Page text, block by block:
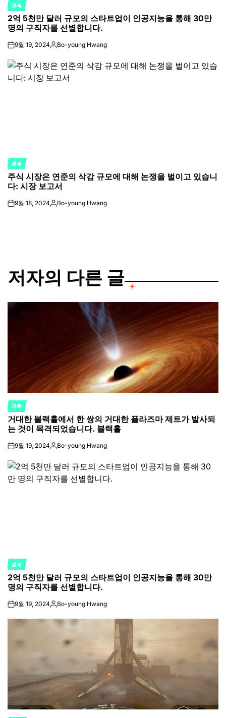
POSTED
IN
경제
2억 5천만 달러 규모의 스타트업이 인공지능을 통해 30만
명의 구직자를 선별합니다.
on9월 19, 2024Posted
Bo-young Hwang
POSTED
IN
경제
주식 시장은 연준의 삭감 규모에 대해 논쟁을 벌이고 있습니
다: 시장 보고서
on9월 18, 2024Posted
Bo-young Hwang
저자의 다른 글
POSTED
IN
과학
거대한 블랙홀에서 한 쌍의 거대한 플라즈마 제트가 발사되
는 것이 목격되었습니다. 블랙홀
on9월 19, 2024Posted
Bo-young Hwang
POSTED
IN
경제
2억 5천만 달러 규모의 스타트업이 인공지능을 통해 30만
명의 구직자를 선별합니다.
on9월 19, 2024Posted
Bo-young Hwang